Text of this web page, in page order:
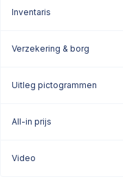
Inventaris
Verzekering & borg
Uitleg pictogrammen
All-in prijs
Video